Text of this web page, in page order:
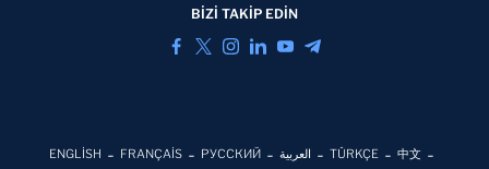
BİZİ TAKİP EDİN
ENGLİSH FRANÇAİS РУССКИЙ العربية TÜRKÇE
中文